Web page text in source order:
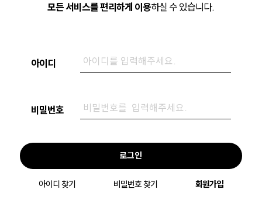
모든 서비스를 편리하게 이용하실 수 있습니다.
아이디
비밀번호
로그인
아이디 찾기 비밀번호 찾기 회원가입